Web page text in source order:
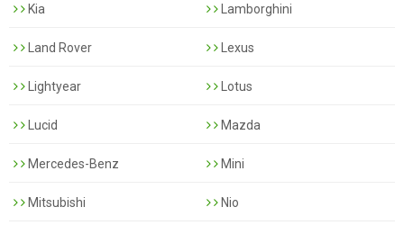
Kia Lamborghini
Land Rover Lexus
Lightyear Lotus
Lucid Mazda
Mercedes-Benz Mini
Mitsubishi Nio